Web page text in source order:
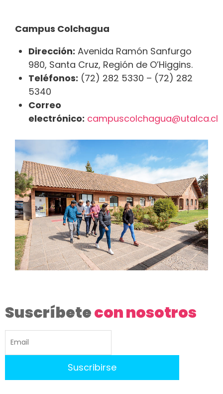
Campus Colchagua
Dirección: Avenida Ramón Sanfurgo
980, Santa Cruz, Región de O’Higgins.
Teléfonos: (72) 282 5330 – (72) 282
5340
Correo
electrónico: campuscolchagua@utalca.cl
Suscríbetecon nosotros